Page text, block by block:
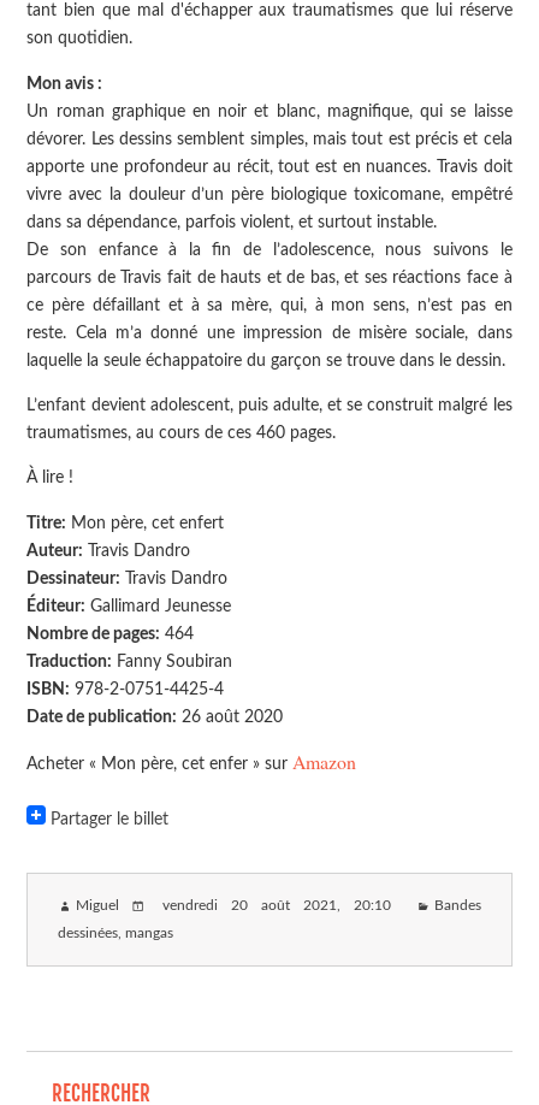
tant bien que mal d'échapper aux traumatismes que lui réserve
son quotidien.
Mon avis :
Un roman graphique en noir et blanc, magnifique, qui se laisse
dévorer. Les dessins semblent simples, mais tout est précis et cela
apporte une profondeur au récit, tout est en nuances. Travis doit
vivre avec la douleur d’un père biologique toxicomane, empêtré
dans sa dépendance, parfois violent, et surtout instable.
De son enfance à la fin de l’adolescence, nous suivons le
parcours de Travis fait de hauts et de bas, et ses réactions face à
ce père défaillant et à sa mère, qui, à mon sens, n’est pas en
reste. Cela m’a donné une impression de misère sociale, dans
laquelle la seule échappatoire du garçon se trouve dans le dessin.
L’enfant devient adolescent, puis adulte, et se construit malgré les
traumatismes, au cours de ces 460 pages.
À lire !
Titre: Mon père, cet enfert
Auteur: Travis Dandro
Dessinateur: Travis Dandro
Éditeur: Gallimard Jeunesse
Nombre de pages: 464
Traduction: Fanny Soubiran
ISBN: 978-2-0751-4425-4
Date de publication: 26 août 2020
Acheter « Mon père, cet enfer » surAmazon
Partager le billet
Miguel vendredi 20 août 2021 , 20:10 Bandes
dessinées, mangas
RECHERCHER